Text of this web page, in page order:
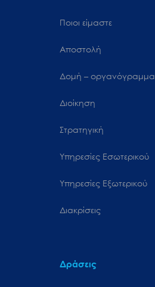
Ποιοι είμαστε
Αποστολή
Δομή – οργανόγραμμα
Διοίκηση
Στρατηγική
Υπηρεσίες Εσωτερικού
Υπηρεσίες Εξωτερικού
Διακρίσεις
Δράσεις